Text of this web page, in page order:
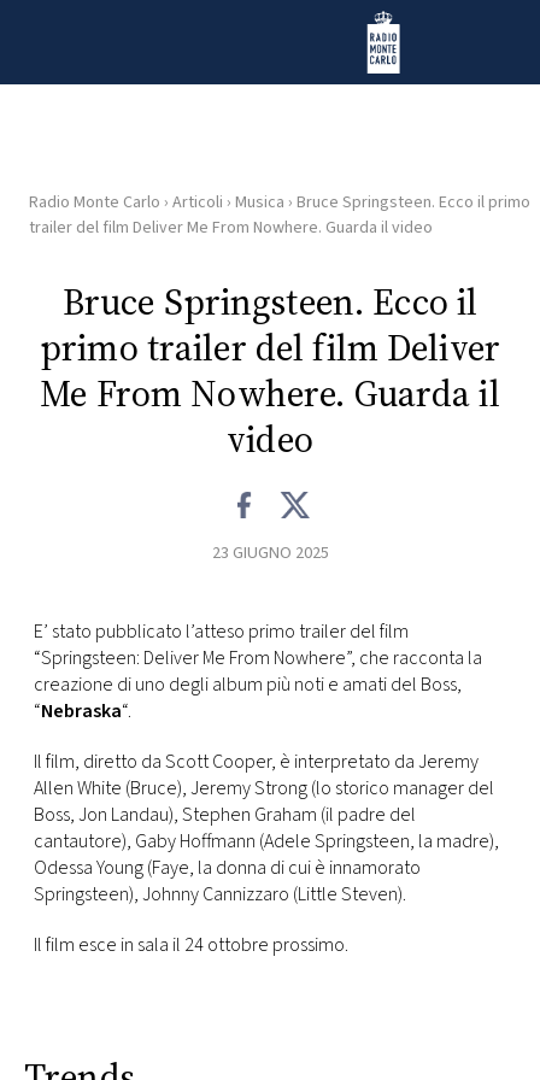
Radio Monte Carlo
HOME
RADIO
WEB
RADIO
CONCORSI
VIDEO
TV
PRINCIPATO
RMC
Radio Monte Carlo › Articoli › Musica › Bruce Springsteen. Ecco il primo
trailer del film Deliver Me From Nowhere. Guarda il video
Bruce Springsteen. Ecco il
primo trailer del film Deliver
Me From Nowhere. Guarda il
video
23 GIUGNO 2025
E’ stato pubblicato l’atteso primo trailer del film
“Springsteen: Deliver Me From Nowhere”, che racconta la
creazione di uno degli album più noti e amati del Boss,
“Nebraska“.
Il film, diretto da Scott Cooper, è interpretato da Jeremy
Allen White (Bruce), Jeremy Strong (lo storico manager del
Boss, Jon Landau), Stephen Graham (il padre del
cantautore), Gaby Hoffmann (Adele Springsteen, la madre),
Odessa Young (Faye, la donna di cui è innamorato
Springsteen), Johnny Cannizzaro (Little Steven).
Il film esce in sala il 24 ottobre prossimo.